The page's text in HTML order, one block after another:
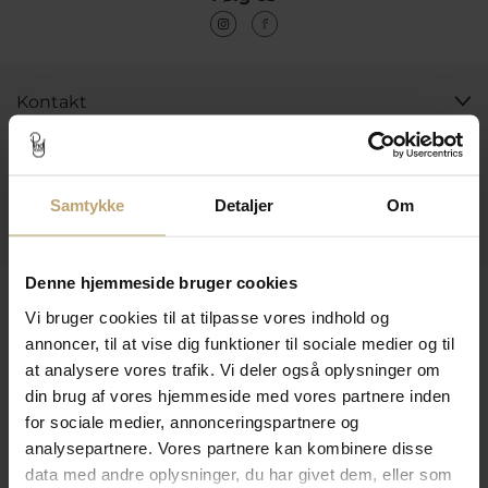
Samtykke Detaljer Om
Denne hjemmeside bruger cookies
Vi bruger cookies til at tilpasse vores indhold og
annoncer, til at vise dig funktioner til sociale medier og til
at analysere vores trafik. Vi deler også oplysninger om
din brug af vores hjemmeside med vores partnere inden
for sociale medier, annonceringspartnere og
analysepartnere. Vores partnere kan kombinere disse
data med andre oplysninger, du har givet dem, eller som
Kontakt
Åbningstider I Butikken
Leveringsmuligheder
Betalingsmuligheder
Sikker Og Tryg E-Handel